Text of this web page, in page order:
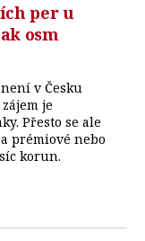
per u
osm
v Česku
je
Přesto se ale
prémiové nebo
korun.